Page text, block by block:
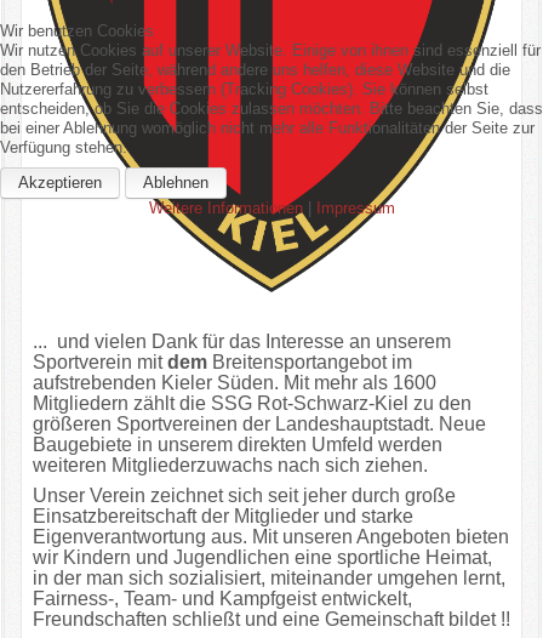
... und vielen Dank für das Interesse an unserem
Sportverein mitdemBreitensportangebot im
aufstrebenden Kieler Süden. Mit mehr als 1600
Mitgliedern zählt die SSG Rot-Schwarz-Kiel zu den
größeren Sportvereinen der Landeshauptstadt. Neue
Baugebiete in unserem direkten Umfeld werden
weiteren Mitgliederzuwachs nach sich ziehen.
Unser Verein zeichnet sich seit jeher durch große
Einsatzbereitschaft der Mitglieder und starke
Eigenverantwortung aus. Mit unseren Angeboten bieten
wir Kindern und Jugendlichen eine sportliche Heimat,
in der man sich sozialisiert, miteinander umgehen lernt,
Fairness-, Team- und Kampfgeist entwickelt,
Freundschaften schließt und eine Gemeinschaft bildet !!
Wir benutzen Cookies
Wir nutzen Cookies auf unserer Website. Einige von ihnen sind essenziell für
den Betrieb der Seite, während andere uns helfen, diese Website und die
Nutzererfahrung zu verbessern (Tracking Cookies). Sie können selbst
entscheiden, ob Sie die Cookies zulassen möchten. Bitte beachten Sie, dass
bei einer Ablehnung womöglich nicht mehr alle Funktionalitäten der Seite zur
Verfügung stehen.
Akzeptieren
Ablehnen
Weitere Informationen| Impressum